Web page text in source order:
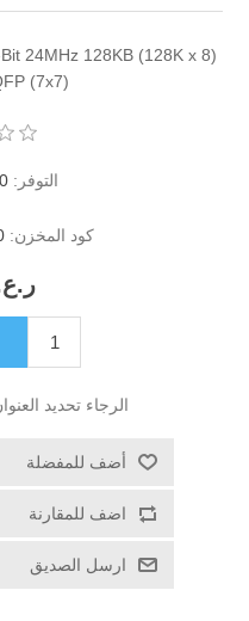
24MHz 128KB (128K x 8)
(7x7)
التوفر: 50
كود المخزن:
ر.ع.‏‏
الرجاء تحديد
أضف للمفضلة
اضف للمقارنة
ارسل الصديق